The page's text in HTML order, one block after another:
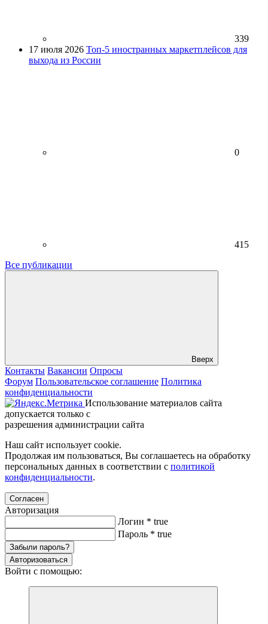
339
17 июля 2026 Топ-5 иностранных маркетплейсов для
выхода из России
0
415
Все публикации
Вверх
Контакты Вакансии Опросы
Форум Пользовательское соглашение Политика
конфиденциальности
Использование материалов сайта
допускается только с
разрешения администрации сайта
Наш сайт использует cookie.
Продолжая им пользоваться, Вы соглашаетесь на обработку
персональных данных в соответствии с политикой
конфиденциальности.
Согласен
Авторизация
Логин * true
Пароль * true
Забыли пароль?
Авторизоваться
Войти с помощью: